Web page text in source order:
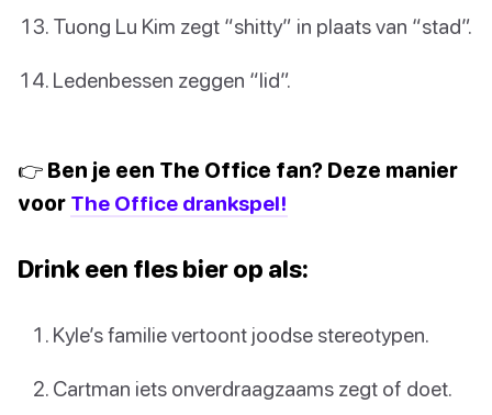
Tuong Lu Kim zegt “shitty” in plaats van “stad”.
Ledenbessen zeggen “lid”.
👉 Ben je een The Office fan? Deze manier
voor The Office drankspel!
Drink een fles bier op als:
Kyle’s familie vertoont joodse stereotypen.
Cartman iets onverdraagzaams zegt of doet.